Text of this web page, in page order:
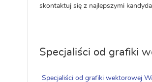
skontaktuj się z najlepszymi
Specjaliści od grafiki
Specjaliści od grafiki wektorowej